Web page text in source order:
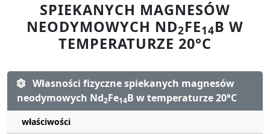
SPIEKANYCH MAGNESÓW
NEODYMOWYCH ND2FE14B W
TEMPERATURZE 20°C
Własności fizyczne spiekanych magnesów
neodymowych Nd2Fe14B w temperaturze 20°C
właściwości